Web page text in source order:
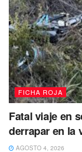
Autoridades de
los involucrados
ocasión, la
susituación
FICHA ROJA
Fatal viaje en
derrapar en la
AGOSTO 4, 2026